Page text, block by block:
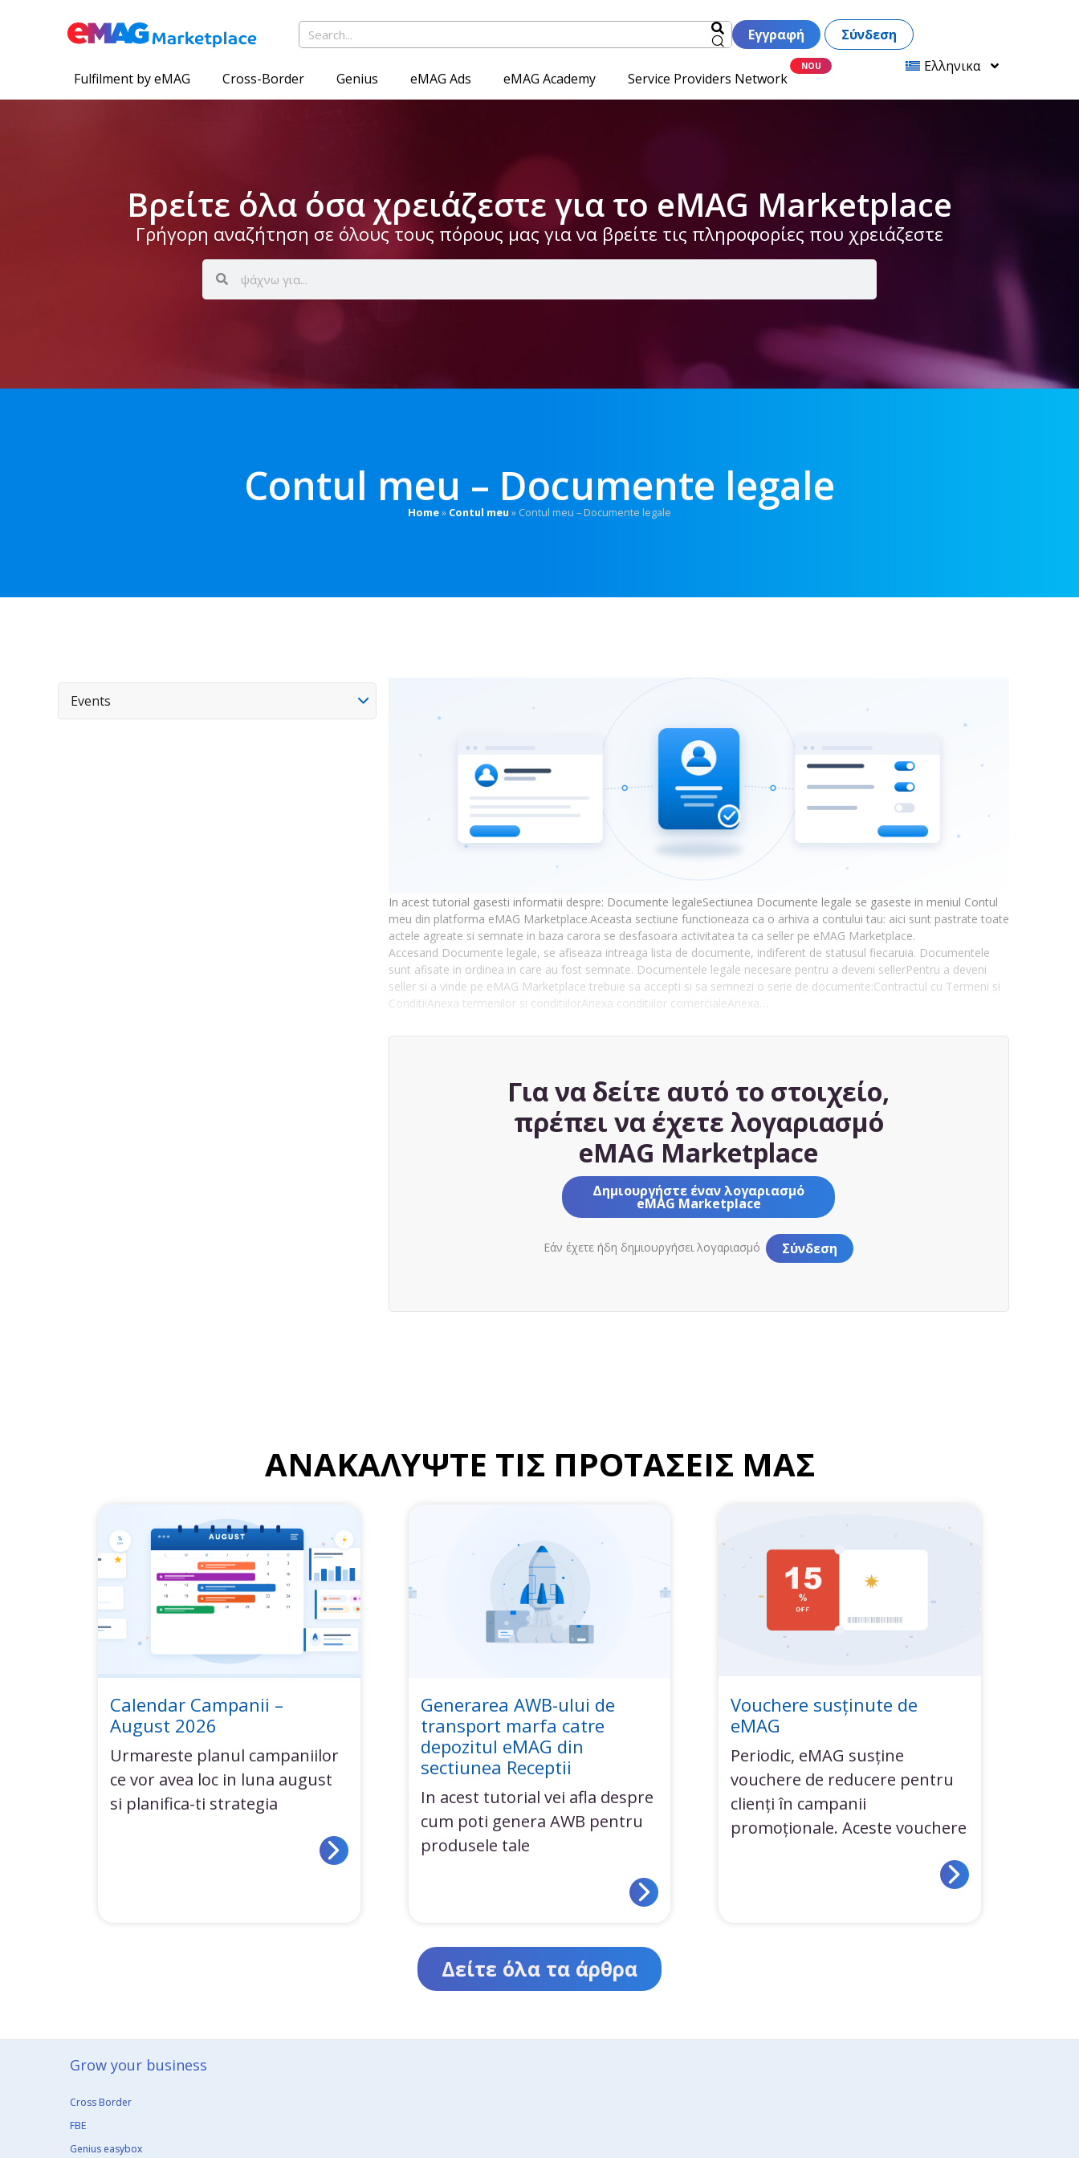
Εγγραφή Σύνδεση
Fulfilment by eMAG Cross-Border Genius eMAG Ads eMAG Academy Service Providers Network
Ελληνικα
Βρείτε όλα όσα χρειάζεστε για το eMAG Marketplace
Γρήγορη αναζήτηση σε όλους τους πόρους μας για να βρείτε τις πληροφορίες που χρειάζεστε
Contul meu – Documente legale
Home» Contul meu » Contul meu – Documente legale
Events
In acest tutorial gasesti informatii despre: Documente legaleSectiunea Documente legale se gaseste in meniul Contul
meu din platforma eMAG Marketplace.Aceasta sectiune functioneaza ca o arhiva a contului tau: aici sunt pastrate toate
actele agreate si semnate in baza carora se desfasoara activitatea ta ca seller pe eMAG Marketplace.
Accesand Documente legale, se afiseaza intreaga lista de documente, indiferent de statusul fiecaruia. Documentele
sunt afisate in ordinea in care au fost semnate. Documentele legale necesare pentru a deveni sellerPentru a deveni
seller si a vinde pe eMAG Marketplace trebuie sa accepti si sa semnezi o serie de documente:Contractul cu Termeni si
ConditiiAnexa termenilor si conditiilorAnexa conditiilor comercialeAnexa…
Για να δείτε αυτό το στοιχείο,
πρέπει να έχετε λογαριασμό
eMAG Marketplace
Δημιουργήστε έναν λογαριασμό
eMAG Marketplace
Εάν έχετε ήδη δημιουργήσει λογαριασμό Σύνδεση
ΑΝΑΚΑΛΥΨΤΕ ΤΙΣ ΠΡΟΤΑΣΕΙΣ ΜΑΣ
Calendar Campanii –
August 2026
Urmareste planul campaniilor
ce vor avea loc in luna august
si planifica-ti strategia
Generarea AWB-ului de
transport marfa catre
depozitul eMAG din
sectiunea Receptii
In acest tutorial vei afla despre
cum poti genera AWB pentru
produsele tale
Vouchere susținute de
eMAG
Periodic, eMAG susține
vouchere de reducere pentru
clienți în campanii
promoționale. Aceste vouchere
Δείτε όλα τα άρθρα
Grow your business​
Cross Border
FBE
Genius easybox